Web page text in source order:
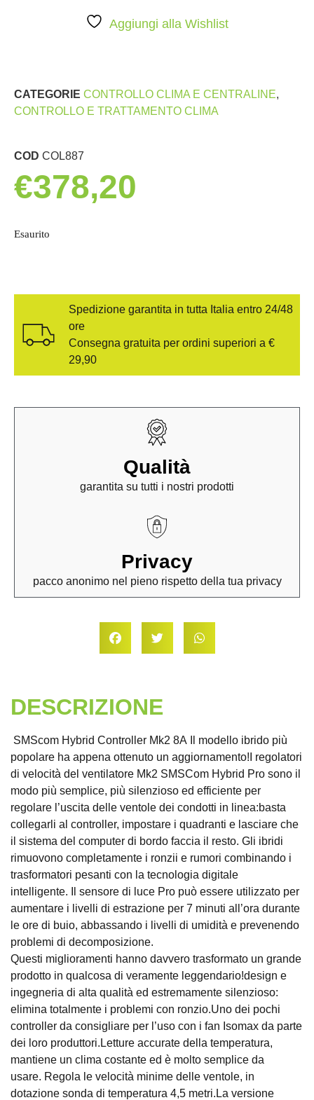
Aggiungi alla Wishlist
CATEGORIE CONTROLLO CLIMA E CENTRALINE,
CONTROLLO E TRATTAMENTO CLIMA
COD COL887
€378,20
Esaurito
Spedizione garantita in tutta Italia entro 24/48
ore
Consegna gratuita per ordini superiori a €
29,90
Qualità
garantita su tutti i nostri prodotti
Privacy
pacco anonimo nel pieno rispetto della tua privacy
DESCRIZIONE
SMScom Hybrid Controller Mk2 8A Il modello ibrido più
popolare ha appena ottenuto un aggiornamento!I regolatori
di velocità del ventilatore Mk2 SMSCom Hybrid Pro sono il
modo più semplice, più silenzioso ed efficiente per
regolare l’uscita delle ventole dei condotti in linea:basta
collegarli al controller, impostare i quadranti e lasciare che
il sistema del computer di bordo faccia il resto. Gli ibridi
rimuovono completamente i ronzii e rumori combinando i
trasformatori pesanti con la tecnologia digitale
intelligente. Il sensore di luce Pro può essere utilizzato per
aumentare i livelli di estrazione per 7 minuti all’ora durante
le ore di buio, abbassando i livelli di umidità e prevenendo
problemi di decomposizione.
Questi miglioramenti hanno davvero trasformato un grande
prodotto in qualcosa di veramente leggendario!design e
ingegneria di alta qualità ed estremamente silenzioso:
elimina totalmente i problemi con ronzio.Uno dei pochi
controller da consigliare per l’uso con i fan Isomax da parte
dei loro produttori.Letture accurate della temperatura,
mantiene un clima costante ed è molto semplice da
usare. Regola le velocità minime delle ventole, in
dotazione sonda di temperatura 4,5 metri.La versione